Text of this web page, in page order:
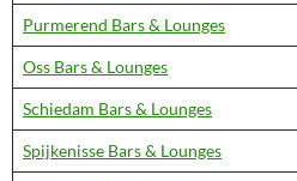
Purmerend Bars & Lounges
Oss Bars & Lounges
Schiedam Bars & Lounges
Spijkenisse Bars & Lounges